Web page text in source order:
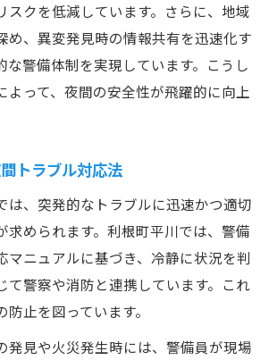
スクを低減しています。さらに、地域
め、異変発見時の情報共有を迅速化す
な警備体制を実現しています。こうし
よって、夜間の安全性が飛躍的に向上
トラブル対応法
は、突発的なトラブルに迅速かつ適切
求められます。利根町平川では、警備
マニュアルに基づき、冷静に状況を判
て警察や消防と連携しています。これ
止を図っています。
発見や火災発生時には、警備員が現場